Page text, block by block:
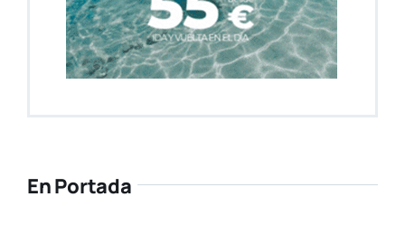
En Portada